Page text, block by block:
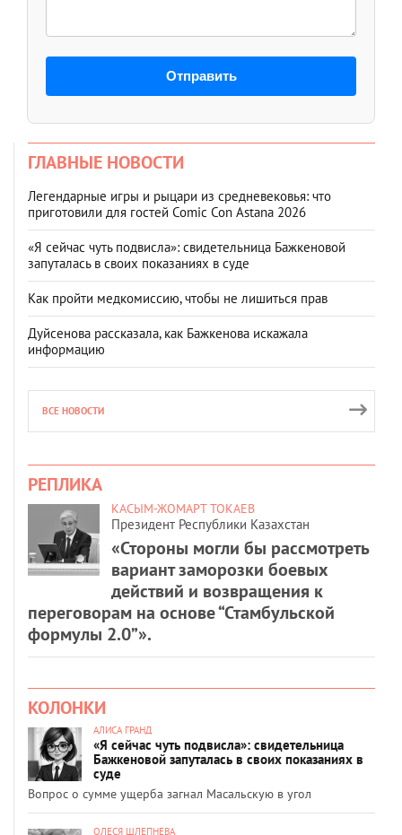
Отправить
ГЛАВНЫЕ НОВОСТИ
Легендарные игры и рыцари из средневековья: что
приготовили для гостей Comic Con Astana 2026
«Я сейчас чуть подвисла»: свидетельница Бажкеновой
запуталась в своих показаниях в суде
Как пройти медкомиссию, чтобы не лишиться прав
Дуйсенова рассказала, как Бажкенова искажала
информацию
ВСЕ НОВОСТИ
РЕПЛИКА
КАСЫМ-ЖОМАРТ ТОКАЕВ
Президент Республики Казахстан
«Стороны могли бы рассмотреть
вариант заморозки боевых
действий и возвращения к
переговорам на основе “Стамбульской
формулы 2.0”».
КОЛОНКИ
АЛИСА ГРАНД
«Я сейчас чуть подвисла»: свидетельница
Бажкеновой запуталась в своих показаниях в
суде
Вопрос о сумме ущерба загнал Масальскую в угол
ОЛЕСЯ ШЛЕПНЕВА